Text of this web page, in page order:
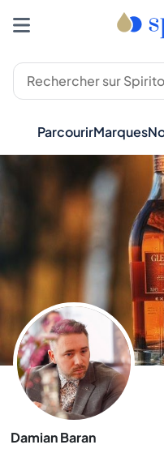
ParcourirMarques
Damian Baran